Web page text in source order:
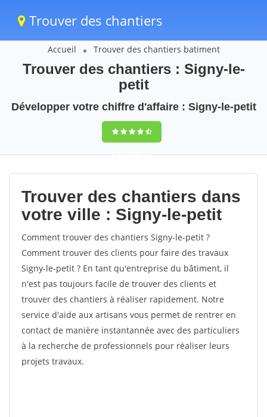
Trouver des chantiers
Accueil Trouver des chantiers batiment
Trouver des chantiers : Signy-le-
petit
Développer votre chiffre d'affaire : Signy-le-petit
9,5(100%)47
votes
Trouver des chantiers dans
votre ville : Signy-le-petit
Comment trouver des chantiers Signy-le-petit ?
Comment trouver des clients pour faire des travaux
Signy-le-petit ? En tant qu'entreprise du bâtiment, il
n'est pas toujours facile de trouver des clients et
trouver des chantiers à réaliser rapidement. Notre
service d'aide aux artisans vous permet de rentrer en
contact de manière instantannée avec des particuliers
à la recherche de professionnels pour réaliser leurs
projets travaux.